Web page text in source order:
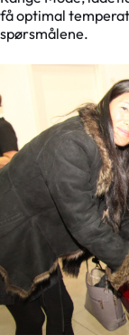
få optimal
spørsmålene.